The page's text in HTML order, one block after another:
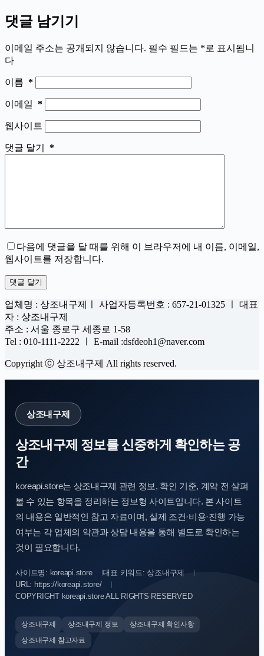
댓글 남기기
이메일 주소는 공개되지 않습니다. 필수 필드는 *로 표시됩니
다
이름 *
이메일 *
웹사이트
댓글 달기 *
다음에 댓글을 달 때를 위해 이 브라우저에 내 이름, 이메일,
웹사이트를 저장합니다.
댓글 달기
업체명 : 상조내구제ㅣ 사업자등록번호 : 657-21-01325 ㅣ 대표
자 : 상조내구제
주소 : 서울 종로구 세종로 1-58
Tel : 010-1111-2222 ㅣ E-mail :dsfdeoh1@naver.com
Copyright ⓒ 상조내구제 All rights reserved.
상조내구제
상조내구제 정보를 신중하게 확인하는 공
간
koreapi.store는 상조내구제 관련 정보, 확인 기준, 계약 전 살펴
볼 수 있는 항목을 정리하는 정보형 사이트입니다. 본 사이트
의 내용은 일반적인 참고 자료이며, 실제 조건·비용·진행 가능
여부는 각 업체의 약관과 상담 내용을 통해 별도로 확인하는
것이 필요합니다.
사이트명: koreapi.store
대표 키워드: 상조내구제
URL: https://koreapi.store/
COPYRIGHT koreapi.store ALL RIGHTS RESERVED
상조내구제 상조내구제 정보
상조내구제 확인사항
상조내구제 참고자료